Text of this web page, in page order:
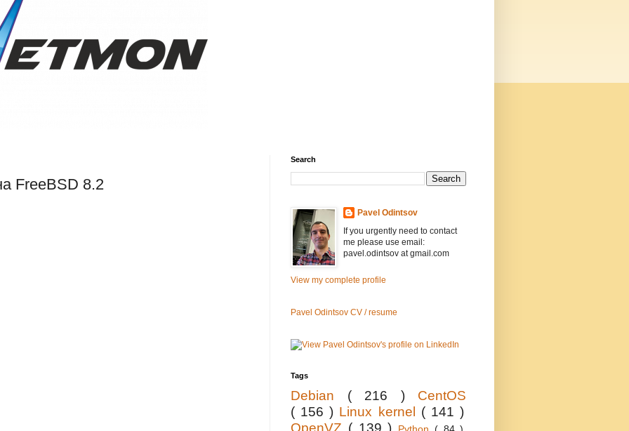
FreeBSD 8.2
Search
Pavel Odintsov
If you urgently need to contact
me please use email:
pavel.odintsov at gmail.com
View my complete profile
Pavel Odintsov CV / resume
Tags
Debian ( 216 ) CentOS
( 156 ) Linux kernel ( 141 )